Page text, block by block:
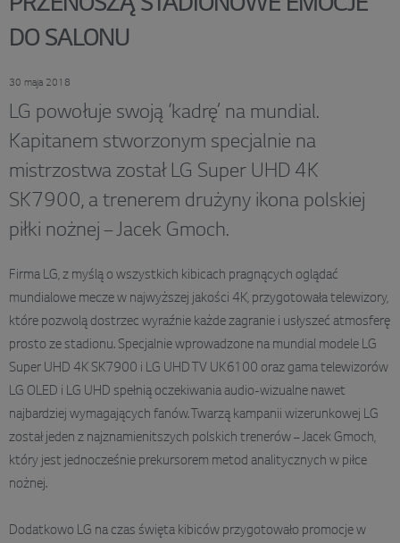
PRZENOSZĄ STADIONOWE EMOCJE
DO SALONU
30 maja 2018
LG powołuje swoją ‘kadrę’ na mundial.
Kapitanem stworzonym specjalnie na
mistrzostwa został LG Super UHD 4K
SK7900, a trenerem drużyny ikona polskiej
piłki nożnej – Jacek Gmoch.
Firma LG, z myślą o wszystkich kibicach pragnących oglądać
mundialowe mecze w najwyższej jakości 4K, przygotowała telewizory,
które pozwolą dostrzec wyraźnie każde zagranie i usłyszeć atmosferę
prosto ze stadionu. Specjalnie wprowadzone na mundial modele LG
Super UHD 4K SK7900 i LG UHD TV UK6100 oraz gama telewizorów
LG OLED i LG UHD spełnią oczekiwania audio-wizualne nawet
najbardziej wymagających fanów. Twarzą kampanii wizerunkowej LG
został jeden z najznamienitszych polskich trenerów – Jacek Gmoch,
który jest jednocześnie prekursorem metod analitycznych w piłce
nożnej.
Dodatkowo LG na czas święta kibiców przygotowało promocje w